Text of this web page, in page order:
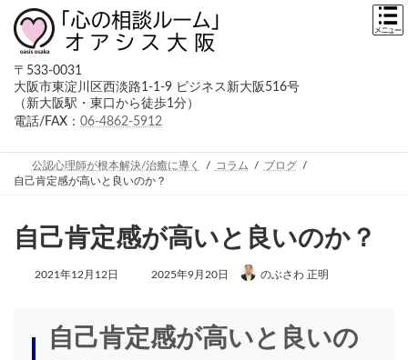
〒533-0031
大阪市東淀川区西淡路1-1-9 ビジネス新大阪516号
（新大阪駅・東口から徒歩1分）
電話/FAX： 06-4862-5912
公認心理師が根本解決/治癒に導く コラム
ブログ
自己肯定感が高いと良いのか？
自己肯定感が高いと良いのか？
2021年12月12日
最
日
時
2025年9月20日 のぶさわ 正明
自己肯定感が高いと良いの